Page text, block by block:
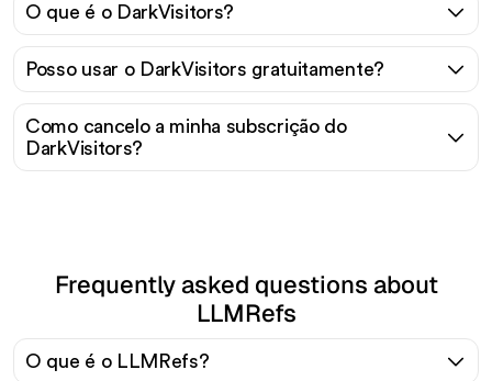
O que é o DarkVisitors?
Posso usar o DarkVisitors gratuitamente?
Como cancelo a minha subscrição do
DarkVisitors?
Frequently asked questions about
LLMRefs
O que é o LLMRefs?